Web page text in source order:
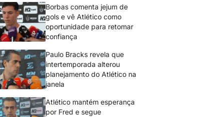
Borbas comenta jejum de
gols e vê Atlético como
oportunidade para retomar
confiança
Paulo Bracks revela que
intertemporada alterou
planejamento do Atlético na
janela
Atlético mantém esperança
por Fred e segue